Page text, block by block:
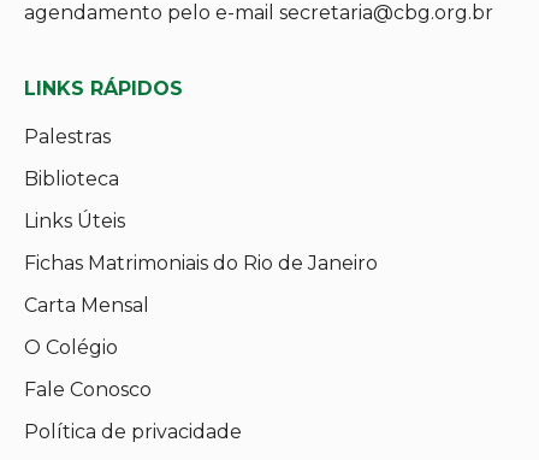
agendamento pelo e-mail secretaria@cbg.org.br
LINKS RÁPIDOS
Palestras
Biblioteca
Links Úteis
Fichas Matrimoniais do Rio de Janeiro
Carta Mensal
O Colégio
Fale Conosco
Política de privacidade